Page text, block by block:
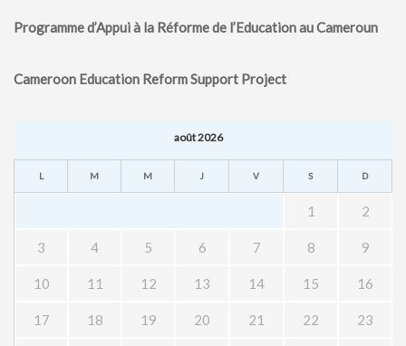
Programme d’Appui à la Réforme de l’Education au Cameroun
Cameroon Education Reform Support Project
août 2026
L M M J V S D
1 2
3 4 5 6 7 8 9
10 11 12 13 14 15 16
17 18 19 20 21 22 23